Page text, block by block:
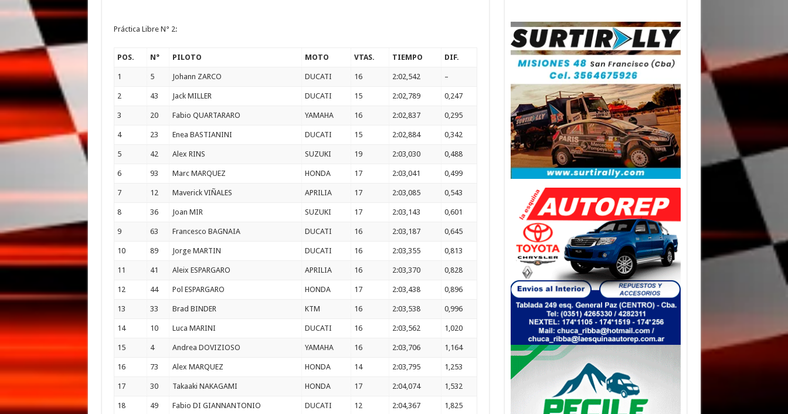
Práctica Libre N° 2:
POS. N° PILOTO MOTO VTAS. TIEMPO DIF.
1 5 Johann ZARCO DUCATI 16 2:02,542 –
2 43 Jack MILLER DUCATI 15 2:02,789 0,247
3 20 Fabio QUARTARARO YAMAHA 16 2:02,837 0,295
4 23 Enea BASTIANINI DUCATI 15 2:02,884 0,342
5 42 Alex RINS SUZUKI 19 2:03,030 0,488
6 93 Marc MARQUEZ HONDA 17 2:03,041 0,499
7 12 Maverick VIÑALES APRILIA 17 2:03,085 0,543
8 36 Joan MIR SUZUKI 17 2:03,143 0,601
9 63 Francesco BAGNAIA DUCATI 16 2:03,187 0,645
10 89 Jorge MARTIN DUCATI 16 2:03,355 0,813
11 41 Aleix ESPARGARO APRILIA 16 2:03,370 0,828
12 44 Pol ESPARGARO HONDA 17 2:03,438 0,896
13 33 Brad BINDER KTM 16 2:03,538 0,996
14 10 Luca MARINI DUCATI 16 2:03,562 1,020
15 4 Andrea DOVIZIOSO YAMAHA 16 2:03,706 1,164
16 73 Alex MARQUEZ HONDA 14 2:03,795 1,253
17 30 Takaaki NAKAGAMI HONDA 17 2:04,074 1,532
18 49 Fabio DI GIANNANTONIO DUCATI 12 2:04,367 1,825